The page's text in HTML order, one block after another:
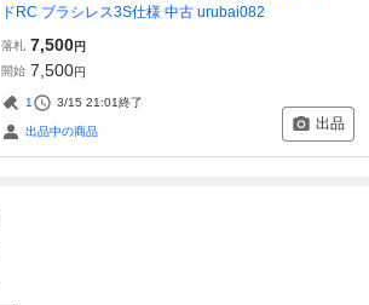
ドRC ブラシレス3S仕様 中古 urubai082
落札 7,500円
開始 7,500円
1 3/15 21:01終了
出品中の商品 出品